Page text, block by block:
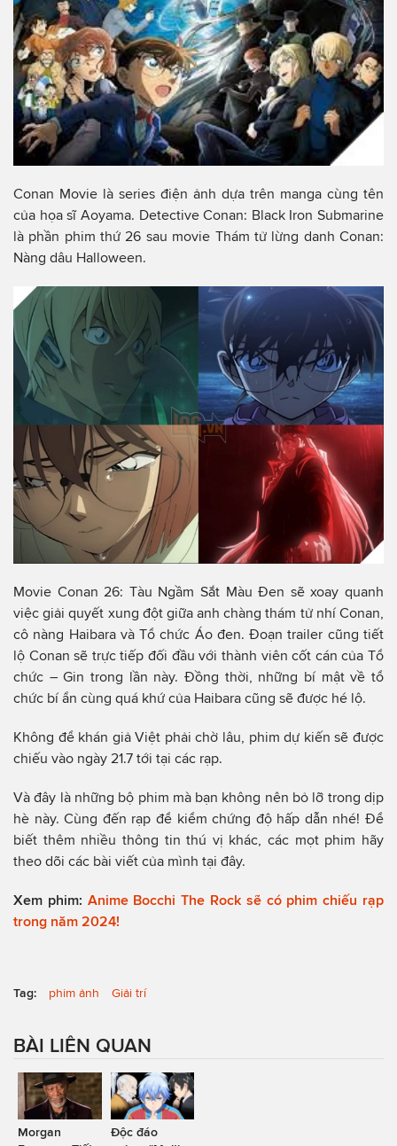
Conan Movie là series điện ảnh dựa trên manga cùng tên
của họa sĩ Aoyama. Detective Conan: Black Iron Submarine
là phần phim thứ 26 sau movie Thám tử lừng danh Conan:
Nàng dâu Halloween.
Movie Conan 26: Tàu Ngầm Sắt Màu Đen sẽ xoay quanh
việc giải quyết xung đột giữa anh chàng thám tử nhí Conan,
cô nàng Haibara và Tổ chức Áo đen. Đoạn trailer cũng tiết
lộ Conan sẽ trực tiếp đối đầu với thành viên cốt cán của Tổ
chức – Gin trong lần này. Đồng thời, những bí mật về tổ
chức bí ẩn cùng quá khứ của Haibara cũng sẽ được hé lộ.
Không để khán giả Việt phải chờ lâu, phim dự kiến sẽ được
chiếu vào ngày 21.7 tới tại các rạp.
Và đây là những bộ phim mà bạn không nên bỏ lỡ trong dịp
hè này. Cùng đến rạp để kiểm chứng độ hấp dẫn nhé! Để
biết thêm nhiều thông tin thú vị khác, các mọt phim hãy
theo dõi các bài viết của mình tại đây.
Xem phim: Anime Bocchi The Rock sẽ có phim chiếu rạp
trong năm 2024!
Tag: phim ảnh Giải trí
BÀI LIÊN QUAN
Morgan
Độc đáo